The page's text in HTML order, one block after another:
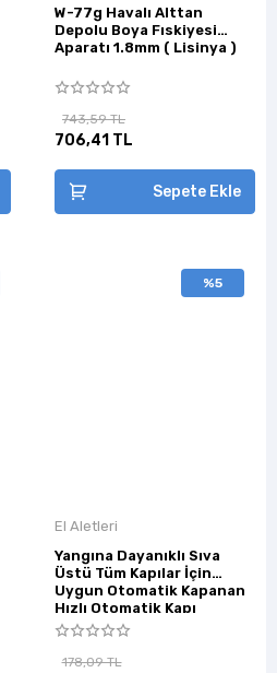
W-77g Havalı Alttan
Depolu Boya Fıskiyesi
Aparatı 1.8mm ( Lisinya )
743,59 TL
706,41 TL
Sepete Ekle
%5
El Aletleri
Yangına Dayanıklı Sıva
Üstü Tüm Kapılar İçin
Uygun Otomatik Kapanan
Hızlı Otomatik Kapı
Kapama ( Lisinya )
178,09 TL